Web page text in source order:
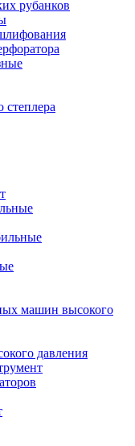
рубанков
степлера
машин высокого
давления